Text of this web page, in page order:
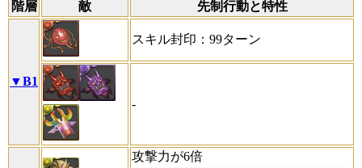
階層 敵 先制行動と特性
▼B1
スキル封印：99ターン
-
攻撃力が6倍